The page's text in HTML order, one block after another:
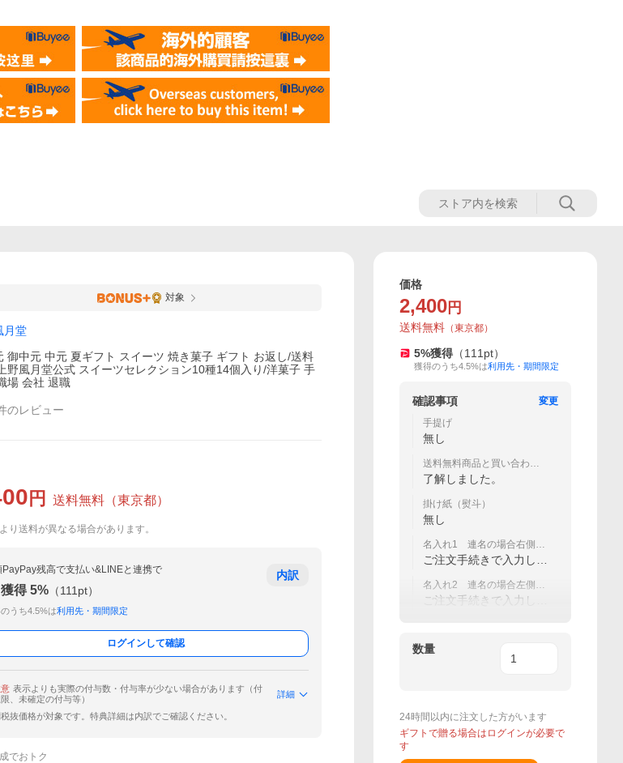
対象
月堂
御中元 中元 夏ギフト スイーツ 焼き菓子 ギフト お返し/送料
野風月堂公式 スイーツセレクション10種14個入り/洋菓子 手
場 会社 退職
のレビュー
円 送料無料 （東京都）
り送料が異なる場合があります。
PayPay残高で支払い&LINEと連携で
獲得 5% （111 pt）
うち4.5%は利用先・期間限定
内訳
ログインして確認
意 表示よりも実際の付与数・付与率が少ない場合があります（付
、未確定の付与等）
詳細
抜価格が対象です。特典詳細は内訳でご確認ください。
でおトク
価格
2,400 円
送料無料 （東京都）
5%獲得 （111 pt）
獲得のうち4.5%は利用先・期間限定
確認事項
変更
手提げ
無し
送料無料商品と買い合わせ
いただくと送料無料となり
ます。
了解しました。
掛け紙（熨斗）
無し
名入れ1 連名の場合右側
（60文字まで）
ご注文手続きで入力して
名入れ2 連名の場合左側
（60文字まで）
ご注文手続きで入力して
数量
24時間以内に注文した方がいます
ギフトで贈る場合はログインが必要で
す